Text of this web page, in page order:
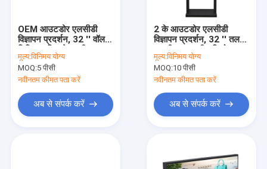
OEM आउटडोर एलसीडी
विज्ञापन प्रदर्शन, 32 '' वॉल
डिजिटल डिस्प्ले स्क्रीन पर
चढ़कर;
मूल्य:विनिमय योग्य
MOQ:5 पीसी
नवीनतम कीमत पता करें
अब से संपर्क करें
2 के आउटडोर एलसीडी
विज्ञापन प्रदर्शन, 32 '' तल
स्थायी टच स्क्रीन कियोस्क
2000 एनआईटी
मूल्य:विनिमय योग्य
MOQ:10 पीसी
नवीनतम कीमत पता करें
अब से संपर्क करें